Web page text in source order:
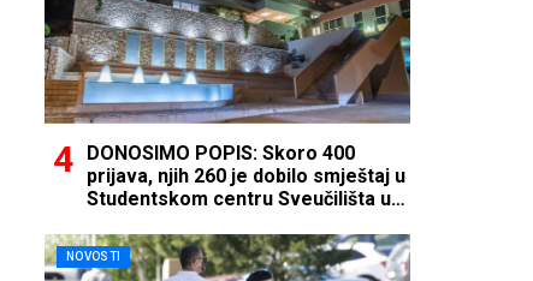
DONOSIMO POPIS: Skoro 400
prijava, njih 260 je dobilo smještaj u
Studentskom centru Sveučilišta u
NOVOSTI